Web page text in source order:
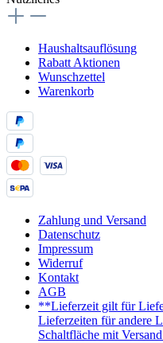
Haushaltsauflösung
Rabatt Aktionen
Wunschzettel
Warenkorb
Zahlung und Versand
Datenschutz
Impressum
Widerruf
Kontakt
AGB
**Lieferzeit gilt für
Lieferzeiten für andere
Schaltfläche mit